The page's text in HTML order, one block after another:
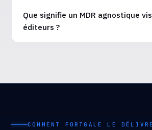
Que signifie un MDR agnostique
éditeurs ?
COMMENT FORTGALE LE DÉLIVRE